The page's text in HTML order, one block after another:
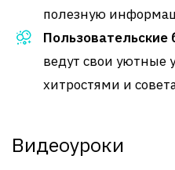
полезную
Пользовательские
ведут свои уютные
хитростями и
Видеоуроки